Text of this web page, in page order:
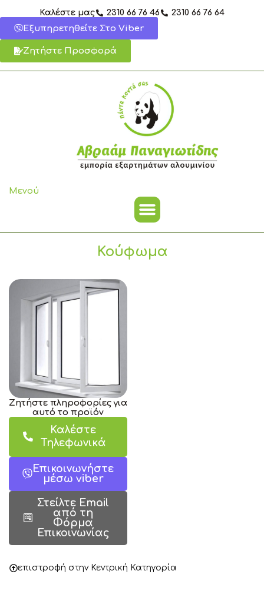
στο
περιεχόμενο
Καλέστε μας 2310 66 76 46 2310 66 76 64
Εξυπηρετηθείτε Στο Viber
Ζητήστε Προσφορά
Μενού
Κούφωμα
Ζητήστε πληροφορίες για
αυτό το προϊόν
Καλέστε
Τηλεφωνικά
Επικοινωνήστε
μέσω viber
Στείλτε Email
από τη
Φόρμα
Επικοινωνίας
επιστροφή στην Κεντρική Κατηγορία